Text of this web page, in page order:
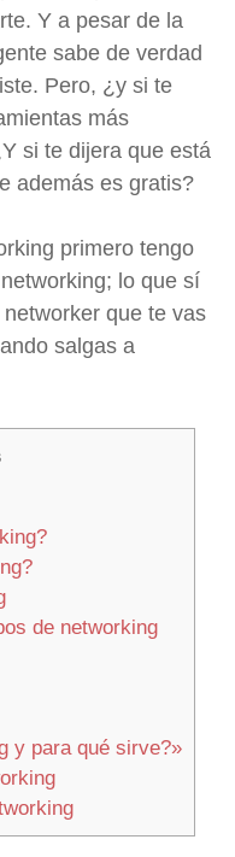
Y a pesar de la
sabe de verdad
Pero, ¿y si te
más
si te dijera que está
además es gratis?
primero tengo
lo que sí
que te vas
salgas a
de networking
y para qué sirve?»